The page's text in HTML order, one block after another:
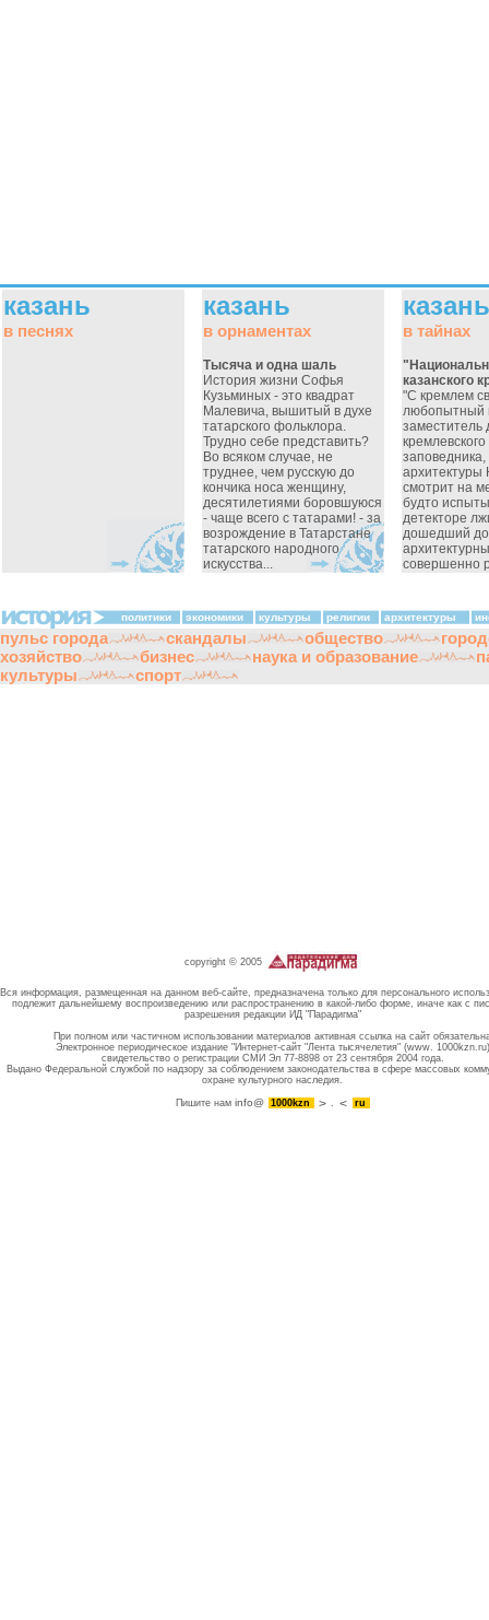
казань
в песнях
казань
в орнаментах
Тысяча и одна шаль
История жизни Софья
Кузьминых - это квадрат
Малевича, вышитый в духе
татарского фольклора.
Трудно себе представить?
Во всяком случае, не
труднее, чем русскую до
кончика носа женщину,
десятилетиями боровшуюся
- чаще всего с татарами! - за
возрождение в Татарстане
татарского народного
искусства...
казань
в тайнах
казанского
"С кремлем
любопытный
заместитель
заповедника,
архитектуры
смотрит на
будто
детекторе
дошедший до
совершенно
политики экономики культуры религии архитектуры
пульс города скандалы общество
хозяйство
бизнес наука и образование
культуры
спорт
copyright © 2005
Вся информация, размещенная на данном веб-сайте, предназначена только для персонального
подлежит дальнейшему воспроизведению или распространению в какой-либо форме, иначе как с
разрешения редакции ИД "Парадигма"
При полном или частичном использовании материалов активная ссылка на сайт
Электронное периодическое издание "Интернет-сайт "Лента тысячелетия" (www. 1000kzn.ru)
свидетельство о регистрации СМИ Эл 77-8898 от 23 сентября 2004 года.
Выдано Федеральной службой по надзору за соблюдением законодательства в сфере массовых
охране культурного наследия.
Пишите намinfo@ 1000kzn . ru